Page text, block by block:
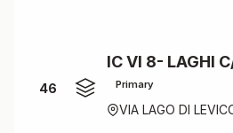
46
IC VI 8- LAGHI
Primary
VIA LAGO DI